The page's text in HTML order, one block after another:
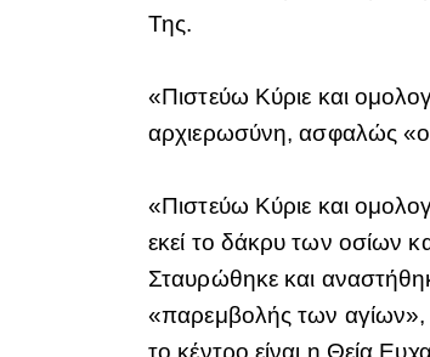
Της.
«Πιστεύω Κύριε και
αρχιερωσύνη, ασφαλώς «ου
«Πιστεύω Κύριε και
εκεί το δάκρυ των οσίων
Σταυρώθηκε και
«παρεμβολής των αγίων»,
το κέντρο είναι η Θεία